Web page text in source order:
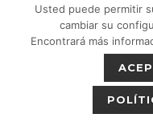
Usted puede permitir
cambiar su
Encontrará más